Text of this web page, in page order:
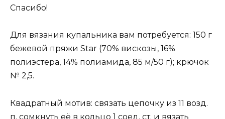
Спасибо!
Для вязания купальника вам потребуется: 150 г
бежевой пряжи Star (70% вискозы, 16%
полиэстера, 14% полиамида, 85 м/50 г); крючок
№ 2,5.
Квадратный мотив: связать цепочку из 11 возд.
п. сомкнуть её в кольцо 1 соед. ст. и вязать